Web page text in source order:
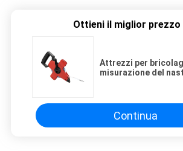
Ottieni il miglior prezzo
Attrezzi per
misurazione del
Continua